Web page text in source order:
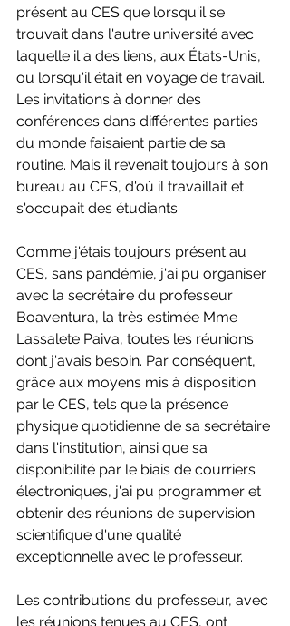
présent au CES que lorsqu'il se
trouvait dans l'autre université avec
laquelle il a des liens, aux États-Unis,
ou lorsqu'il était en voyage de travail.
Les invitations à donner des
conférences dans différentes parties
du monde faisaient partie de sa
routine. Mais il revenait toujours à son
bureau au CES, d'où il travaillait et
s'occupait des étudiants.
Comme j'étais toujours présent au
CES, sans pandémie, j'ai pu organiser
avec la secrétaire du professeur
Boaventura, la très estimée Mme
Lassalete Paiva, toutes les réunions
dont j'avais besoin. Par conséquent,
grâce aux moyens mis à disposition
par le CES, tels que la présence
physique quotidienne de sa secrétaire
dans l'institution, ainsi que sa
disponibilité par le biais de courriers
électroniques, j'ai pu programmer et
obtenir des réunions de supervision
scientifique d'une qualité
exceptionnelle avec le professeur.
Les contributions du professeur, avec
les réunions tenues au CES, ont